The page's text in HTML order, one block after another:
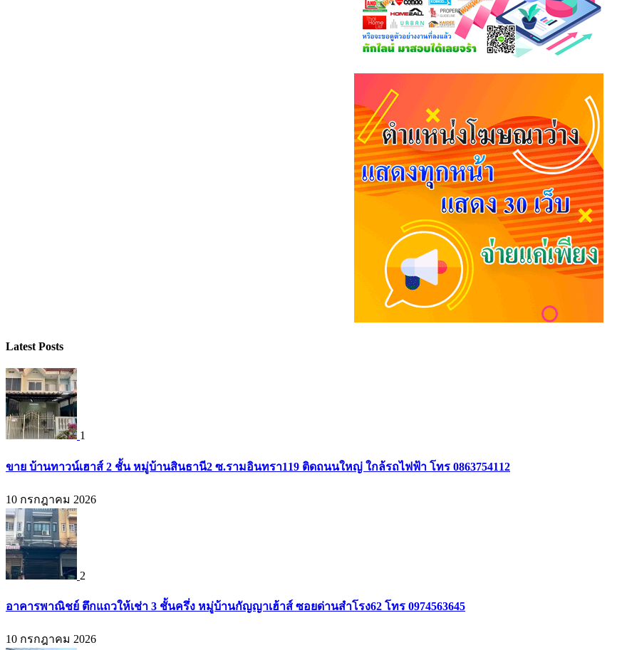
Latest Posts
1
ขาย บ้านทาวน์เฮาส์ 2 ชั้น หมู่บ้านสินธานี2 ซ.รามอินทรา119 ติดถนนใหญ่ ใกล้รถไฟฟ้า โทร 0863754112
10 กรกฎาคม 2026
2
อาคารพาณิชย์ ตึกแถวให้เช่า 3 ชั้นครึ่ง หมู่บ้านกัญญาเฮ้าส์ ซอยด่านสำโรง62 โทร 0974563645
10 กรกฎาคม 2026